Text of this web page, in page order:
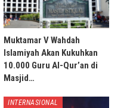
Muktamar V Wahdah
Islamiyah Akan Kukuhkan
10.000 Guru Al-Qur’an di
Masjid…
INTERNASIONAL